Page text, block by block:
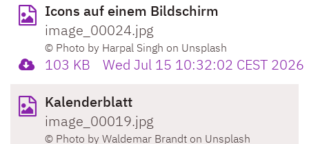
Icons auf einem Bildschirm
image_00024.jpg
© Photo by Harpal Singh on Unsplash
103 KB
Wed Jul 15 10:32:02 CEST 2026
Kalenderblatt
image_00019.jpg
© Photo by Waldemar Brandt on Unsplash